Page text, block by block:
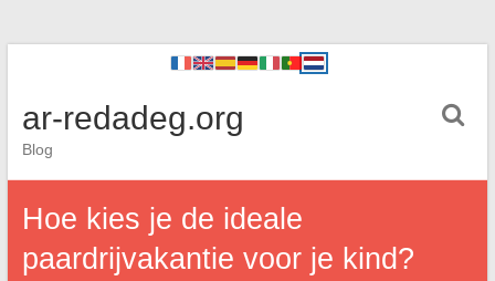
ar-redadeg.org
Blog
Hoe kies je de ideale
paardrijvakantie voor je kind?